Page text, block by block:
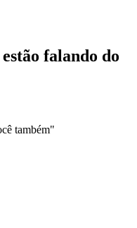
falando do
também"